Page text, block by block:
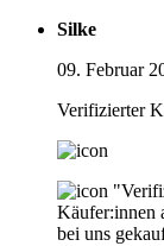
Silke
09. Februar
Verifizierter
Käufer:innen
bei uns